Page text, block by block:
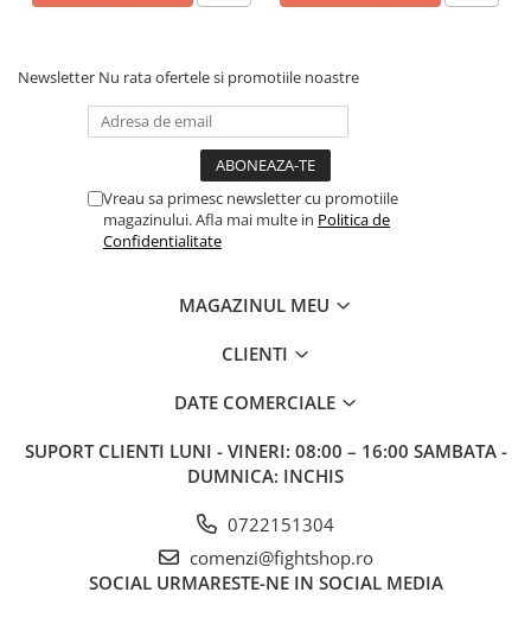
Newsletter Nu rata ofertele si promotiile noastre
Vreau sa primesc newsletter cu promotiile
magazinului. Afla mai multe in Politica de
Confidentialitate
MAGAZINUL MEU
CLIENTI
DATE COMERCIALE
SUPORT CLIENTI LUNI - VINERI: 08:00 – 16:00 SAMBATA -
DUMNICA: INCHIS
0722151304
comenzi@fightshop.ro
SOCIAL URMARESTE-NE IN SOCIAL MEDIA